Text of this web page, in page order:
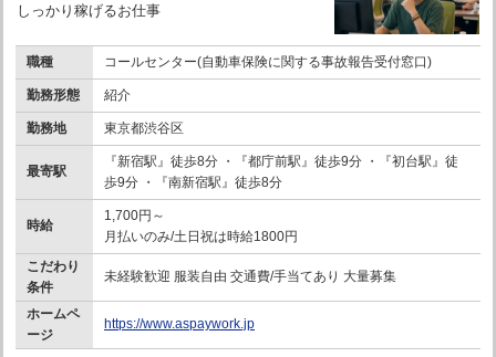
しっかり稼げるお仕事
職種 コールセンター(自動車保険に関する事故報告受付窓口)
勤務形態 紹介
勤務地 東京都渋谷区
最寄駅
『新宿駅』徒歩8分 ・『都庁前駅』徒歩9分 ・『初台駅』徒
歩9分 ・『南新宿駅』徒歩8分
時給
1,700円～
月払いのみ/土日祝は時給1800円
こだわり
条件
未経験歓迎 服装自由 交通費/手当てあり 大量募集
ホームペ
ージ
https://www.aspaywork.jp